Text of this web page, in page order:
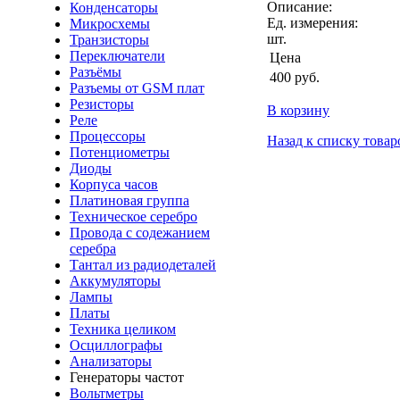
Конденсаторы
Микросхемы
Транзисторы
Переключатели
Разъёмы
Разъемы от GSM плат
Резисторы
Реле
Процессоры
Потенциометры
Диоды
Корпуса часов
Платиновая группа
Техническое серебро
Провода с содежанием
серебра
Тантал из радиодеталей
Аккумуляторы
Лампы
Платы
Техника целиком
Осциллографы
Анализаторы
Генераторы частот
Вольтметры
Описание:
Ед. измерения:
шт.
Цена
400 руб.
В корзину
Назад к списку